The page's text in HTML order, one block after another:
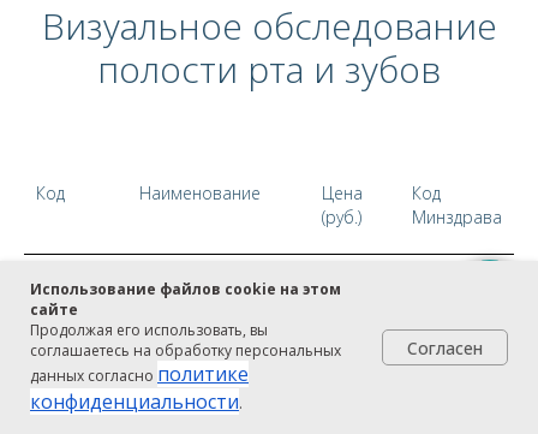
Визуальное обследование
полости рта и зубов
Код Наименование
Цена
(руб.)
Код
Минздрава
viz.00.01
Внешний осмотр
области
500,00
viz.00.02
Люминесцентная
Использование файлов cookie на этом
сайте
Продолжая его использовать, вы
соглашаетесь на обработку персональных
данных согласно политике
конфиденциальности.
Согласен